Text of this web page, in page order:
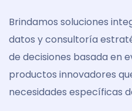
Brindamos soluciones
datos y consultoría
de decisiones basada en
productos innovadores
necesidades específicas